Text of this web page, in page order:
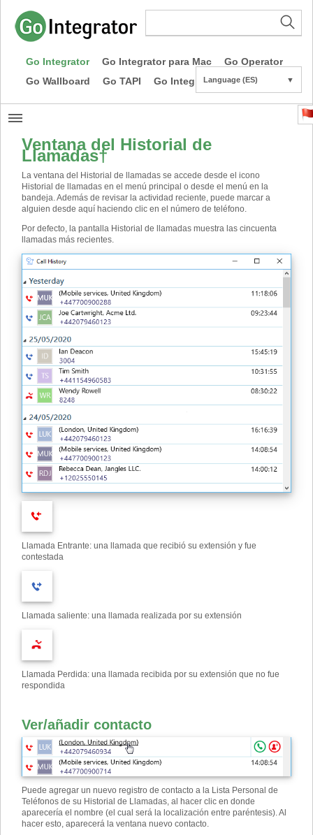
Go Integrator Go Integrator para Mac
Go Operator
Go Wallboard
Go TAPI Go Integrator CE
Language (ES) ▼
Ventana del Historial de
Llamadas†
La ventana del Historial de llamadas se accede desde el icono
Historial de llamadas en el menú principal o desde el menú en la
bandeja. Además de revisar la actividad reciente, puede marcar a
alguien desde aquí haciendo clic en el número de teléfono.
Por defecto, la pantalla Historial de llamadas muestra las cincuenta
llamadas más recientes.
Llamada Entrante: una llamada que recibió su extensión y fue
contestada
Llamada saliente: una llamada realizada por su extensión
Llamada Perdida: una llamada recibida por su extensión que no fue
respondida
Ver/añadir contacto
Puede agregar un nuevo registro de contacto a la Lista Personal de
Teléfonos de su Historial de Llamadas, al hacer clic en donde
aparecería el nombre (el cual será la localización entre paréntesis). Al
hacer esto, aparecerá la ventana nuevo contacto.